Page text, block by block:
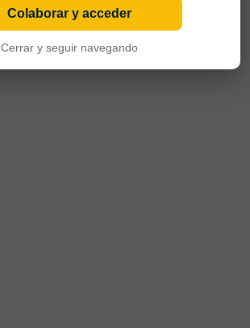
Colaborar y acceder
Cerrar y seguir navegando